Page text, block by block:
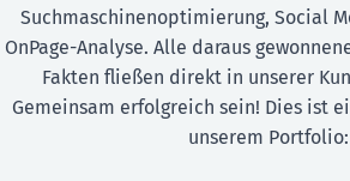
Suchmaschinenoptimierung, Social
OnPage-Analyse. Alle daraus
Fakten fließen direkt in unserer
Gemeinsam erfolgreich sein! Dies ist
unserem Portfolio: